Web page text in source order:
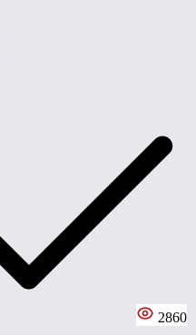
2860